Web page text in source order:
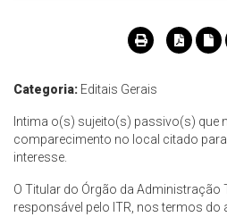
Categoria: Editais Gerais
Intima o(s) sujeito(s) passivo(s) que
comparecimento no local citado
interesse.
O Titular do Órgão da Administração
responsável pelo ITR, nos termos do